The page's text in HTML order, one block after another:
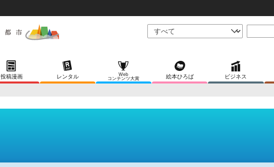
投稿漫画 レンタル
Web
コンテンツ大賞
絵本ひろば ビジネス